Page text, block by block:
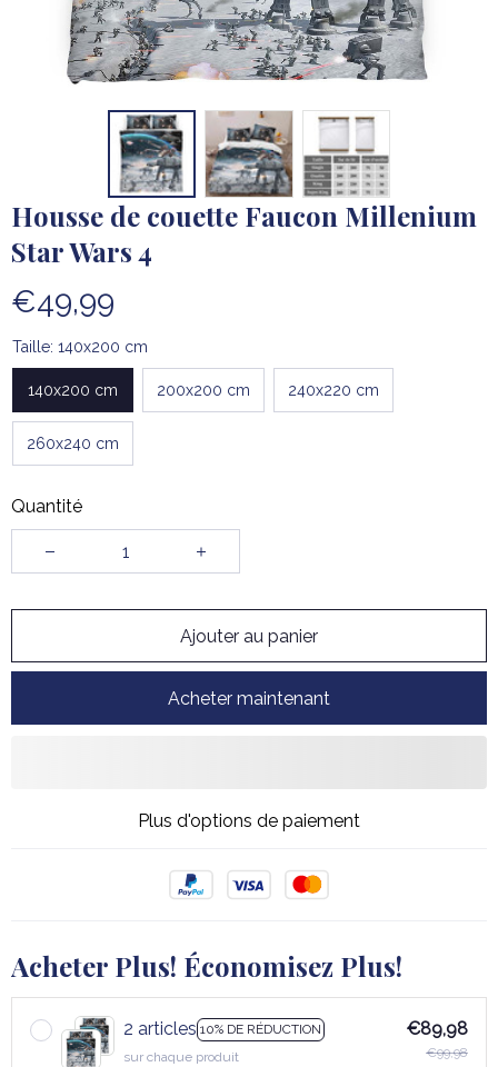
Housse de couette Faucon Millenium
Star Wars 4
€49,99
Taille: 140x200 cm
140x200 cm 200x200 cm 240x220 cm
260x240 cm
Quantité
Ajouter au panier
Acheter maintenant
Plus d'options de paiement
Acheter Plus! Économisez Plus!
2 articles 10% DE RÉDUCTION
sur chaque produit
€89,98
€99,98